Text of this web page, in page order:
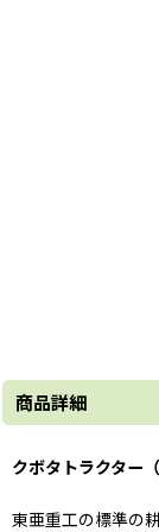
商品詳細
クボタトラクター（
東亜重工の標準の